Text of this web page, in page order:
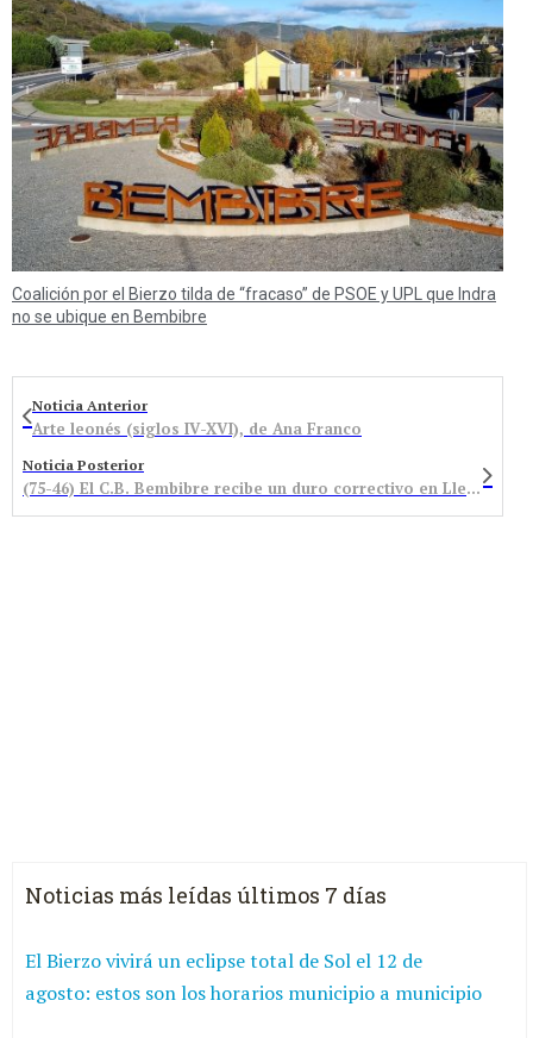
Coalición por el Bierzo tilda de “fracaso” de PSOE y UPL que Indra
no se ubique en Bembibre
Noticia Anterior
Arte leonés (siglos IV-XVI), de Ana Franco
Noticia Posterior
(75-46) El C.B. Bembibre recibe un duro correctivo en Lleida
Noticias más leídas últimos 7 días
El Bierzo vivirá un eclipse total de Sol el 12 de
agosto: estos son los horarios municipio a municipio